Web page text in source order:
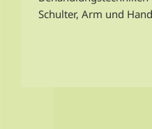
Schulter, Arm und